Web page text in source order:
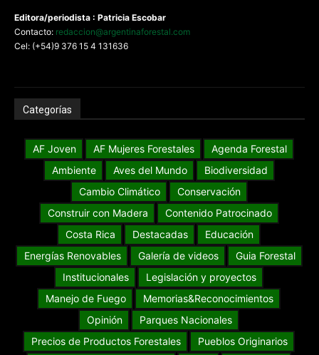
Editora/periodista : Patricia Escobar
Contacto: redaccion@argentinaforestal.com
Cel: (+54)9 376 15 4 131636
Categorías
AF Joven AF Mujeres Forestales
Agenda Forestal
Ambiente
Aves del Mundo
Biodiversidad
Cambio Climático
Conservación
Construir con Madera
Contenido Patrocinado
Costa Rica
Destacadas
Educación
Energías Renovables
Galería de videos
Guia Forestal
Institucionales
Legislación y proyectos
Manejo de Fuego
Memorias&Reconocimientos
Opinión
Parques Nacionales
Precios de Productos Forestales
Pueblos Originarios